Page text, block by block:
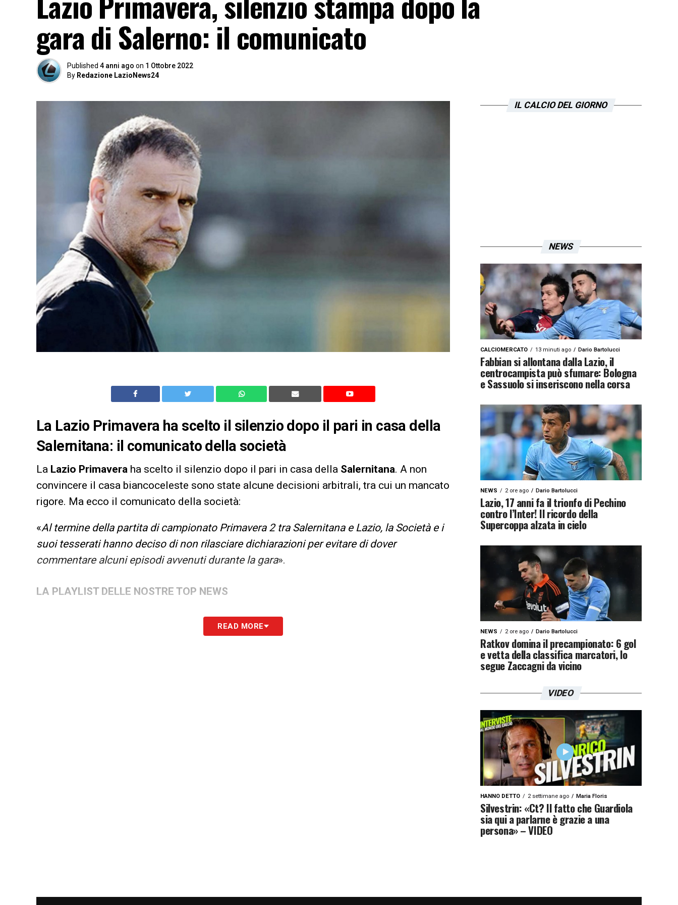
gara di Salerno: il comunicato
Published 4 anni ago on 1 Ottobre 2022
By Redazione LazioNews24
La Lazio Primavera ha scelto il silenzio dopo il pari in casa della
Salernitana: il comunicato della società
La Lazio Primavera ha scelto il silenzio dopo il pari in casa della Salernitana. A non
convincere il casa biancoceleste sono state alcune decisioni arbitrali, tra cui un mancato
rigore. Ma ecco il comunicato della società:
«Al termine della partita di campionato Primavera 2 tra Salernitana e Lazio, la Società e i
suoi tesserati hanno deciso di non rilasciare dichiarazioni per evitare di dover
commentare alcuni episodi avvenuti durante la gara».
LA PLAYLIST DELLE NOSTRE TOP NEWS
READ MORE
IL CALCIO DEL GIORNO
NEWS
CALCIOMERCATO 13 minuti ago Dario Bartolucci
Fabbian si allontana dalla Lazio, il
centrocampista può sfumare: Bologna
e Sassuolo si inseriscono nella corsa
NEWS 2 ore ago Dario Bartolucci
Lazio, 17 anni fa il trionfo di Pechino
contro l’Inter! Il ricordo della
Supercoppa alzata in cielo
NEWS 2 ore ago Dario Bartolucci
Ratkov domina il precampionato: 6 gol
e vetta della classifica marcatori, lo
segue Zaccagni da vicino
VIDEO
HANNO DETTO 2 settimane ago Maria Floris
Silvestrin: «Ct? Il fatto che Guardiola
sia qui a parlarne è grazie a una
persona» – VIDEO